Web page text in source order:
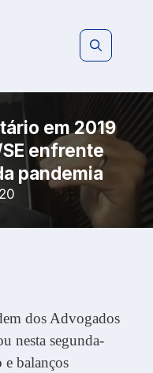
em 2019
enfrente
pandemia
dos Advogados
nesta segunda-
e balanços